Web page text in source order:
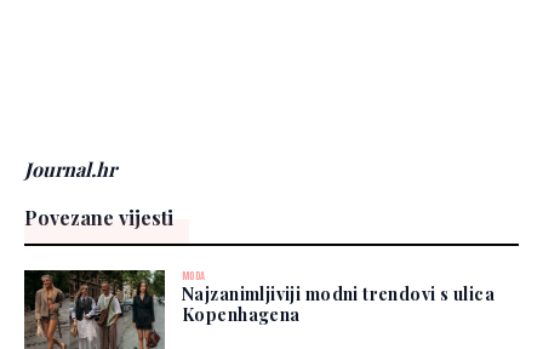
Journal.hr
Povezane vijesti
MODA
Najzanimljiviji modni trendovi s ulica
Kopenhagena